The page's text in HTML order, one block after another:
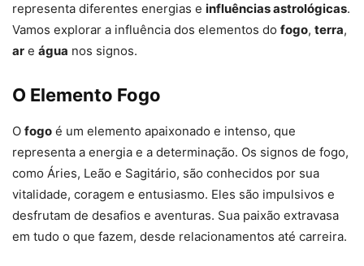
representa diferentes energias e influências astrológicas.
Vamos explorar a influência dos elementos do fogo, terra,
ar e água nos signos.
O Elemento Fogo
O fogo é um elemento apaixonado e intenso, que
representa a energia e a determinação. Os signos de fogo,
como Áries, Leão e Sagitário, são conhecidos por sua
vitalidade, coragem e entusiasmo. Eles são impulsivos e
desfrutam de desafios e aventuras. Sua paixão extravasa
em tudo o que fazem, desde relacionamentos até carreira.